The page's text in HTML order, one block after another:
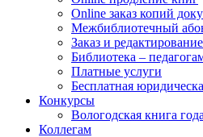
Online заказ копий
Межбиблиотечный
Заказ и
Библиотека –
Платные услуги
Бесплатная
Конкурсы
Вологодская книга года
Коллегам